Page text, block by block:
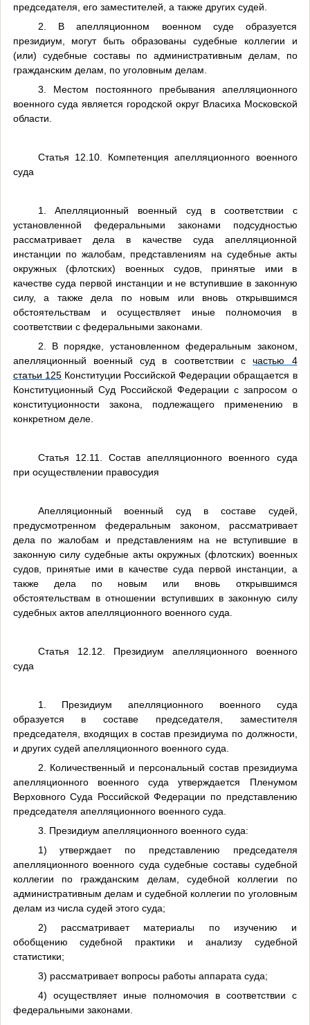
председателя, его заместителей, а также других судей.
2. В апелляционном военном суде образуется
президиум, могут быть образованы судебные коллегии и
(или) судебные составы по административным делам, по
гражданским делам, по уголовным делам.
3. Местом постоянного пребывания апелляционного
военного суда является городской округ Власиха Московской
области.
Статья 12.10. Компетенция апелляционного военного
суда
1. Апелляционный военный суд в соответствии с
установленной федеральными законами подсудностью
рассматривает дела в качестве суда апелляционной
инстанции по жалобам, представлениям на судебные акты
окружных (флотских) военных судов, принятые ими в
качестве суда первой инстанции и не вступившие в законную
силу, а также дела по новым или вновь открывшимся
обстоятельствам и осуществляет иные полномочия в
соответствии с федеральными законами.
2. В порядке, установленном федеральным законом,
апелляционный военный суд в соответствии счастью 4
статьи 125Конституции Российской Федерации обращается в
Конституционный Суд Российской Федерации с запросом о
конституционности закона, подлежащего применению в
конкретном деле.
Статья 12.11. Состав апелляционного военного суда
при осуществлении правосудия
Апелляционный военный суд в составе судей,
предусмотренном федеральным законом, рассматривает
дела по жалобам и представлениям на не вступившие в
законную силу судебные акты окружных (флотских) военных
судов, принятые ими в качестве суда первой инстанции, а
также дела по новым или вновь открывшимся
обстоятельствам в отношении вступивших в законную силу
судебных актов апелляционного военного суда.
Статья 12.12. Президиум апелляционного военного
суда
1. Президиум апелляционного военного суда
образуется в составе председателя, заместителя
председателя, входящих в состав президиума по должности,
и других судей апелляционного военного суда.
2. Количественный и персональный состав президиума
апелляционного военного суда утверждается Пленумом
Верховного Суда Российской Федерации по представлению
председателя апелляционного военного суда.
3. Президиум апелляционного военного суда:
1) утверждает по представлению председателя
апелляционного военного суда судебные составы судебной
коллегии по гражданским делам, судебной коллегии по
административным делам и судебной коллегии по уголовным
делам из числа судей этого суда;
2) рассматривает материалы по изучению и
обобщению судебной практики и анализу судебной
статистики;
3) рассматривает вопросы работы аппарата суда;
4) осуществляет иные полномочия в соответствии с
федеральными законами.